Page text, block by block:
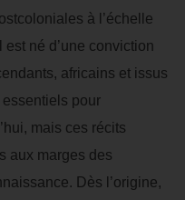
à l’échelle
né d’une conviction
africains et issus
pour
mais ces récits
aux marges des
Dès l’origine,